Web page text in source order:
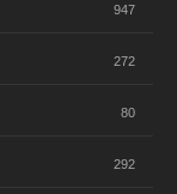
947
272
80
292